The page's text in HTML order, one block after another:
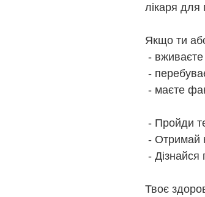
лікаря для
Якщо ти
- вживаєте
-
- маєте
- Пройди
- Отримай
- Дізнайся
Твоє